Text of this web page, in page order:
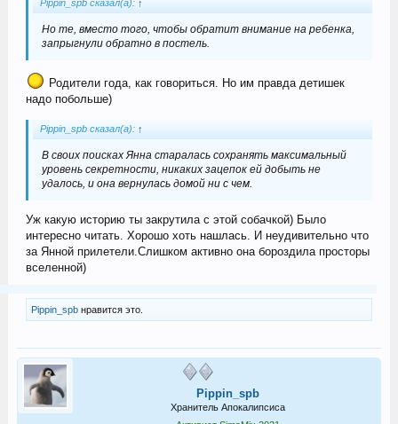
Pippin_spb сказал(а): ↑
Но те, вместо того, чтобы обратит внимание на ребенка,
запрыгнули обратно в постель.
Родители года, как говориться. Но им правда детишек
надо побольше)
Pippin_spb сказал(а): ↑
В своих поисках Янна старалась сохранять максимальный
уровень секретности, никаких зацепок ей добыть не
удалось, и она вернулась домой ни с чем.
Уж какую историю ты закрутила с этой собачкой) Было
интересно читать. Хорошо хоть нашлась. И неудивительно что
за Янной прилетели.Слишком активно она бороздила просторы
вселенной)
Pippin_spbнравится это.
Pippin_spb
Хранитель Апокалипсиса